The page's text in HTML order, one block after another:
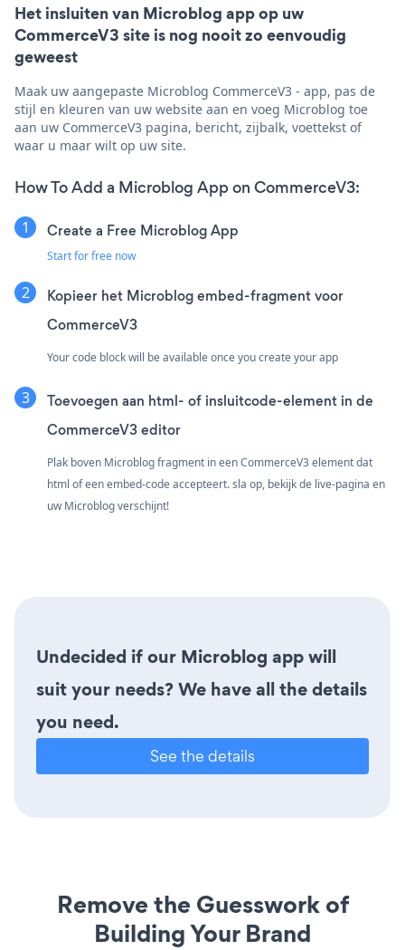
Het insluiten van Microblog app op uw
CommerceV3 site is nog nooit zo eenvoudig
geweest
Maak uw aangepaste Microblog CommerceV3 - app, pas de
stijl en kleuren van uw website aan en voeg Microblog toe
aan uw CommerceV3 pagina, bericht, zijbalk, voettekst of
waar u maar wilt op uw site.
How To Add a Microblog App on CommerceV3:
Create a Free Microblog App
Start for free now
Kopieer het Microblog embed-fragment voor
CommerceV3
Your code block will be available once you create your app
Toevoegen aan html- of insluitcode-element in de
CommerceV3 editor
Plak boven Microblog fragment in een CommerceV3 element dat
html of een embed-code accepteert. sla op, bekijk de live-pagina en
uw Microblog verschijnt!
Undecided if our Microblog app will
suit your needs? We have all the details
you need.
See the details
Remove the Guesswork of
Building Your Brand